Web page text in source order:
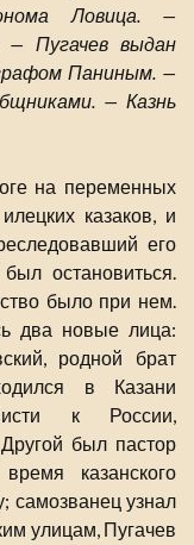
Ловица. —
— Пугачев выдан
Паниным. —
— Казнь
на переменных
казаков, и
его
остановиться.
было при нем.
два новые лица:
родной брат
в Казани
к России,
был пастор
казанского
самозванец узнал
улицам, Пугачев